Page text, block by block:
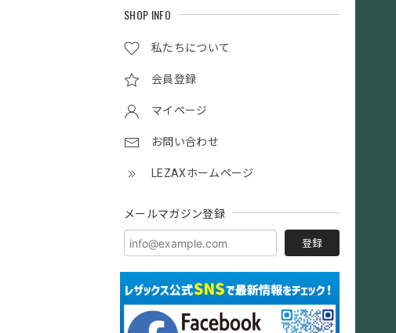
SHOP INFO
私たちについて
会員登録
マイページ
お問い合わせ
LEZAXホームページ
メールマガジン登録
登録